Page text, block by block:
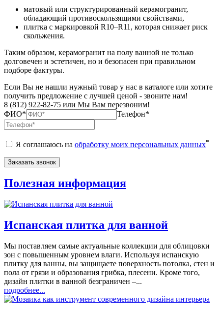
матовый или структурированный керамогранит,
обладающий противоскользящими свойствами,
плитка с маркировкой R10–R11, которая снижает риск
скольжения.
Таким образом, керамогранит на полу ванной не только
долговечен и эстетичен, но и безопасен при правильном
подборе фактуры.
Если Вы не нашли нужный товар у нас в каталоге или хотите
получить предложение с лучшей ценой - звоните нам!
8 (812) 922-82-75 или Мы Вам перезвоним!
ФИО*
Телефон*
Я соглашаюсь на обработку моих персональных данных*
Полезная информация
Испанская плитка для ванной
Мы поставляем самые актуальные коллекции для облицовки
зон с повышенным уровнем влаги. Используя испанскую
плитку для ванны, вы защищаете поверхность потолка, стен и
пола от грязи и образования грибка, плесени. Кроме того,
дизайн плитки в ванной безграничен –...
подробнее...